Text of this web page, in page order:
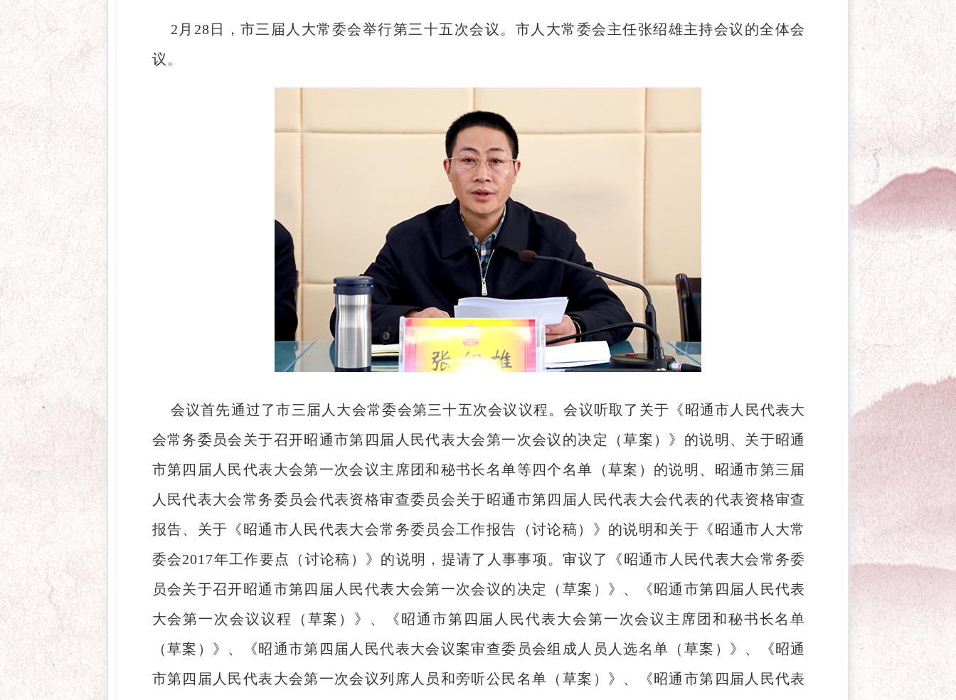
2月28日，市三届人大常委会举行第三十五次会议。市人大常委会主任张绍雄主持会议的全体会
议。
会议首先通过了市三届人大会常委会第三十五次会议议程。会议听取了关于《昭通市人民代表大
会常务委员会关于召开昭通市第四届人民代表大会第一次会议的决定（草案）》的说明、关于昭通
市第四届人民代表大会第一次会议主席团和秘书长名单等四个名单（草案）的说明、昭通市第三届
人民代表大会常务委员会代表资格审查委员会关于昭通市第四届人民代表大会代表的代表资格审查
报告、关于《昭通市人民代表大会常务委员会工作报告（讨论稿）》的说明和关于《昭通市人大常
委会2017年工作要点（讨论稿）》的说明，提请了人事事项。审议了《昭通市人民代表大会常务委
员会关于召开昭通市第四届人民代表大会第一次会议的决定（草案）》、《昭通市第四届人民代表
大会第一次会议议程（草案）》、《昭通市第四届人民代表大会第一次会议主席团和秘书长名单
（草案）》、《昭通市第四届人民代表大会议案审查委员会组成人员人选名单（草案）》、《昭通
市第四届人民代表大会第一次会议列席人员和旁听公民名单（草案）》、《昭通市第四届人民代表